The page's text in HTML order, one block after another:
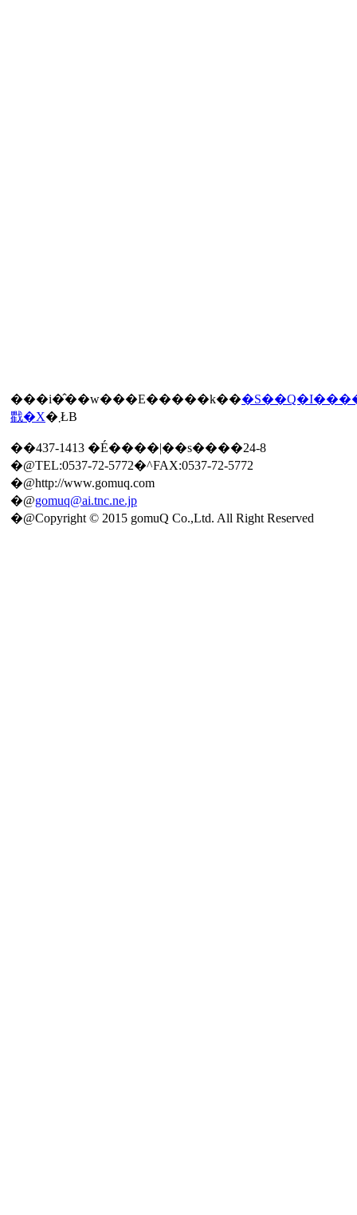
���i�̂��w���E�����k��
戵�X
�܂ŁB
��437-1413 �É����|��s����24-8
�@TEL:0537-72-5772�^FAX:0537-72-5772
�@http://www.gomuq.com
�@gomuq@ai.tnc.ne.jp
�@Copyright © 2015 gomuQ Co.,Ltd. All Right Reserved